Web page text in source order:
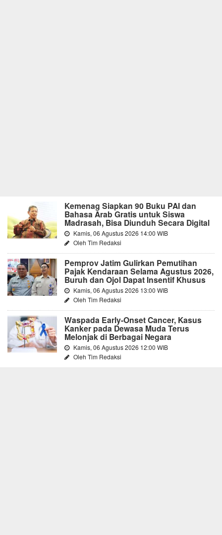
Kemenag Siapkan 90 Buku PAI dan
Bahasa Arab Gratis untuk Siswa
Madrasah, Bisa Diunduh Secara Digital
Kamis, 06 Agustus 2026 14:00 WIB
Oleh Tim Redaksi
Pemprov Jatim Gulirkan Pemutihan
Pajak Kendaraan Selama Agustus 2026,
Buruh dan Ojol Dapat Insentif Khusus
Kamis, 06 Agustus 2026 13:00 WIB
Oleh Tim Redaksi
Waspada Early-Onset Cancer, Kasus
Kanker pada Dewasa Muda Terus
Melonjak di Berbagai Negara
Kamis, 06 Agustus 2026 12:00 WIB
Oleh Tim Redaksi